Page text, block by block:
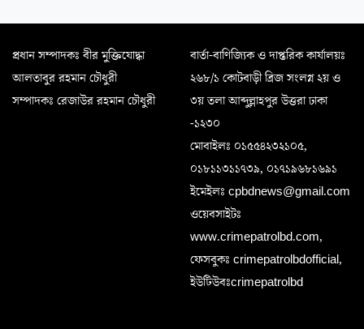
প্রধান সম্পাদকঃ বীর মুক্তিযোদ্ধা
আলতাবুর রহমান চৌধুরী
সম্পাদকঃ রেজাউর রহমান চৌধুরী
বার্তা-বাণিজ্যিক ও দাপ্তরিক কার্যালয়ঃ
২৬৮/১ কোটবাড়ী ব্রিজ সংলগ্ন ২য় ও
৩য় তলা আব্দুল্লাহপুর উত্তরা ঢাকা
-১২৩০
মোবাইলঃ ০১৫৫৪২৩২১০৫,
০১৮১১৩১১৭৩৯, ০১৭১৯৬৮১৬৯১
ইমেইলঃ cpbdnews@gmail.com
ওয়েবসাইটঃ
www.crimepatrolbd.com,
ফেসবুকঃ crimepatrolbdofficial,
ইউটিউবঃcrimepatrolbd